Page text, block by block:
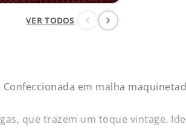
VER TODOS
Confeccionada em malha
que trazem um toque vintage.